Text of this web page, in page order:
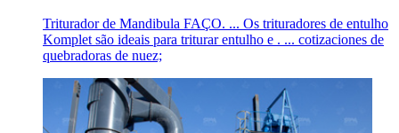
Triturador de Mandibula FAÇO. ... Os trituradores de entulho
Komplet são ideais para triturar entulho e . ... cotizaciones de
quebradoras de nuez;